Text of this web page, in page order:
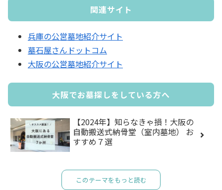
関連サイト
兵庫の公営墓地紹介サイト
墓石屋さんドットコム
大阪の公営墓地紹介サイト
大阪でお墓探しをしている方へ
【2024年】知らなきゃ損！大阪の
自動搬送式納骨堂（室内墓地） お
すすめ７選
このテーマをもっと読む